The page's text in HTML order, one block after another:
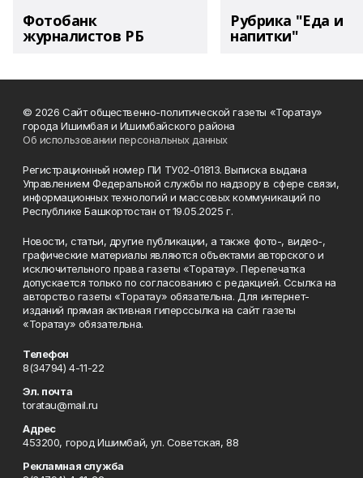
Фотобанк
журналистов РБ
Рубрика "Еда и
напитки"
© 2026 Сайт общественно-политической газеты «Торатау»
города Ишимбая и Ишимбайского района
Об использовании персональных данных
Регистрационный номер ПИ ТУ02-01813. Выписка выдана
Управлением Федеральной службы по надзору в сфере связи,
информационных технологий и массовых коммуникаций по
Республике Башкортостан от 19.05.2025 г.
Новости, статьи, другие публикации, а также фото-, видео-,
графические материалы являются объектами авторского и
исключительного права газеты «Торатау». Перепечатка
допускается только по согласованию с редакцией. Ссылка на
авторство газеты «Торатау» обязательна. Для интернет-
изданий прямая активная гиперссылка на сайт газеты
«Торатау» обязательна.
Телефон
8(34794) 4-11-22
Эл. почта
toratau@mail.ru
Адрес
453200, город Ишимбай, ул. Советская, 88
Рекламная служба